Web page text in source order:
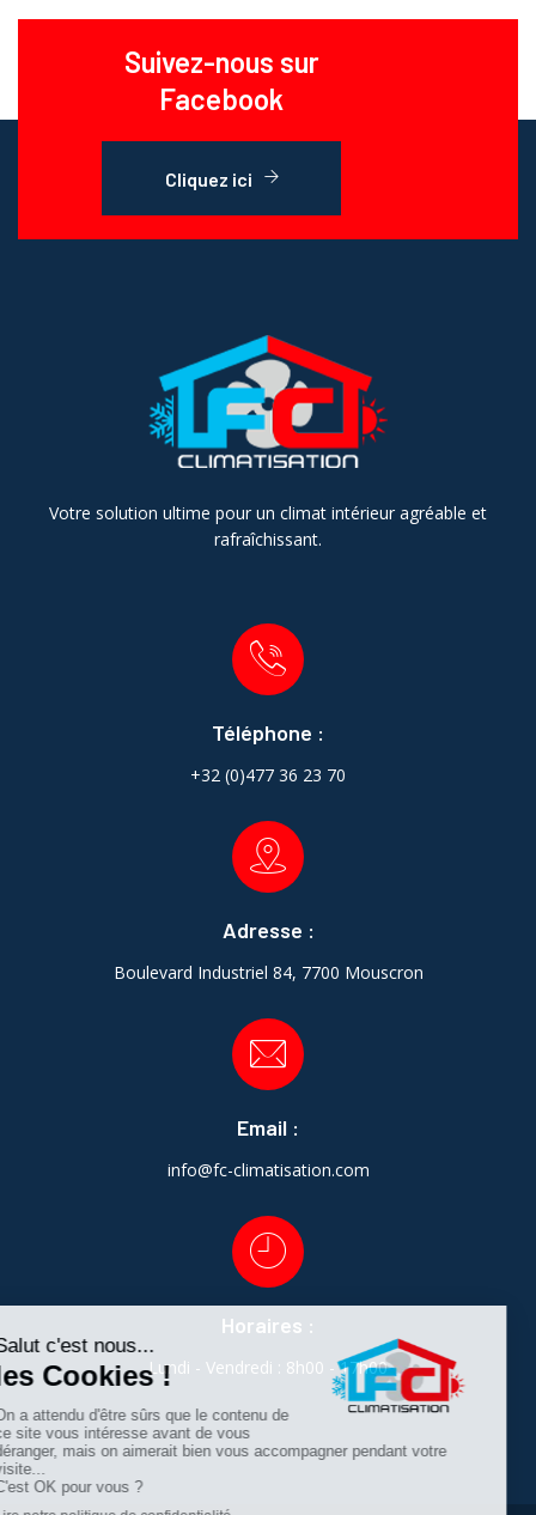
Suivez-nous sur
Facebook
Cliquez ici
Votre solution ultime pour un climat intérieur agréable et
rafraîchissant.
Téléphone :
+32 (0)477 36 23 70
Adresse :
Boulevard Industriel 84, 7700 Mouscron
Email :
info@fc-climatisation.com
Horaires :
Lundi - Vendredi : 8h00 - 17h00